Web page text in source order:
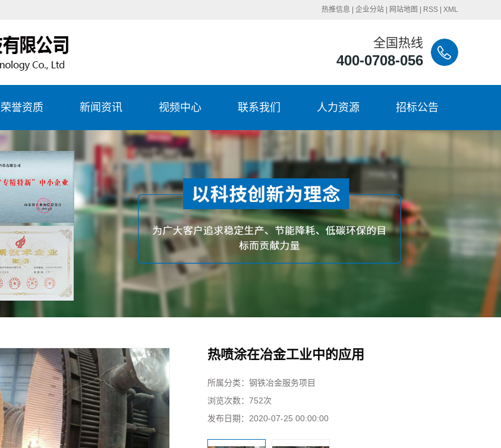
热推信息 企业分站 网站地图 RSS XML
全国热线
400-0708-056
荣誉资质 新闻资讯
公司新闻
行业资讯
常见问题
视频中心 联系我们
联系我们
人力资源 招标公告
热喷涂在冶金工业中的应用
所属分类： 钢铁冶金服务项目
浏览次数： 752次
发布日期： 2020-07-25 00:00:00